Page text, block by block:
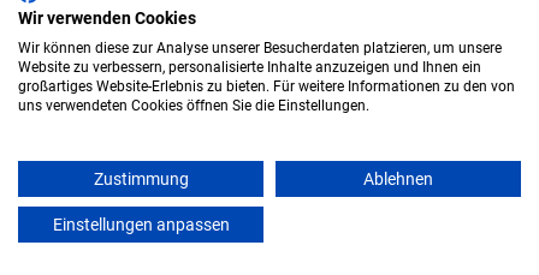
Weitere Ausbildungsplätze
IT/Computer - Ausbildungsplätze
Wir verwenden Cookies
Wir können diese zur Analyse unserer Besucherdaten platzieren, um unsere
Website zu verbessern, personalisierte Inhalte anzuzeigen und Ihnen ein
großartiges Website-Erlebnis zu bieten. Für weitere Informationen zu den von
uns verwendeten Cookies öffnen Sie die Einstellungen.
Zustimmung Ablehnen
Einstellungen anpassen